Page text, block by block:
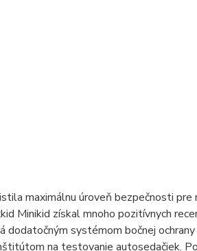
maximálnu úroveň bezpečnosti pre
Minikid získal mnoho pozitívnych
systémom bočnej
na testovanie autosedačiek.